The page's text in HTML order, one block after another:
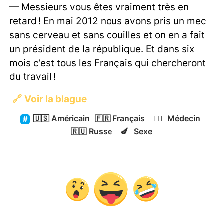
— Messieurs vous êtes vraiment très en
retard ! En mai 2012 nous avons pris un mec
sans cerveau et sans couilles et on en a fait
un président de la république. Et dans six
mois c’est tous les Français qui chercheront
du travail !
🔗 Voir la blague
🇺🇸 Américain 🇫🇷 Français 👨‍⚕️
Médecin
🇷🇺Russe 🍆 Sexe